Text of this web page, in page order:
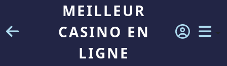
MEILLEUR
CASINO EN
LIGNE